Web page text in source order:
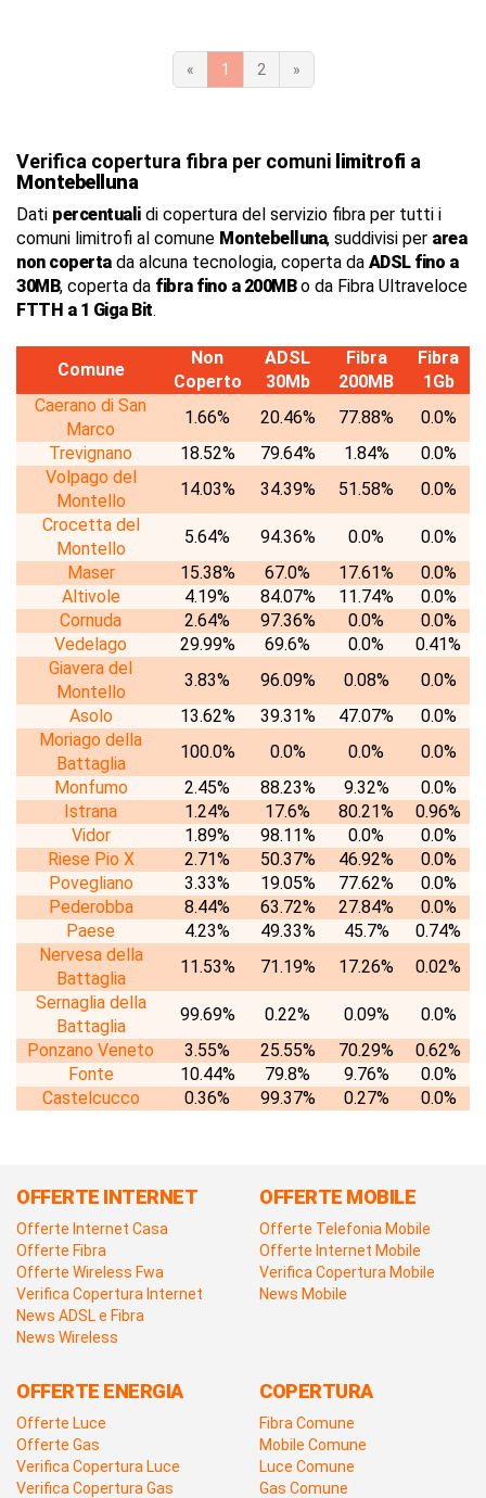
« 1 2 »
Verifica copertura fibra per comuni limitrofi a
Montebelluna
Dati percentualidi copertura del servizio fibra per tutti i
comuni limitrofi al comune Montebelluna, suddivisi per area
non copertada alcuna tecnologia, coperta da ADSL fino a
30MB, coperta da fibra fino a 200MBo da Fibra Ultraveloce
FTTH a 1 Giga Bit.
Comune
Non
Coperto
ADSL
30Mb
Fibra
200MB
Fibra
1Gb
Caerano di San
Marco
1.66% 20.46% 77.88%
0.0%
Trevignano
18.52% 79.64% 1.84%
0.0%
Volpago del
Montello
14.03% 34.39% 51.58%
0.0%
Crocetta del
Montello
5.64% 94.36% 0.0%
0.0%
Maser
15.38% 67.0% 17.61%
0.0%
Altivole
4.19% 84.07% 11.74%
0.0%
Cornuda
2.64% 97.36% 0.0%
0.0%
Vedelago
29.99% 69.6% 0.0%
0.41%
Giavera del
Montello
3.83% 96.09% 0.08%
0.0%
Asolo
13.62% 39.31% 47.07%
0.0%
Moriago della
Battaglia
100.0% 0.0% 0.0%
0.0%
Monfumo
2.45% 88.23% 9.32%
0.0%
Istrana
1.24% 17.6% 80.21%
0.96%
Vidor
1.89% 98.11% 0.0%
0.0%
Riese Pio X
2.71% 50.37% 46.92%
0.0%
Povegliano
3.33% 19.05% 77.62%
0.0%
Pederobba
8.44% 63.72% 27.84%
0.0%
Paese
4.23% 49.33% 45.7%
0.74%
Nervesa della
Battaglia
11.53% 71.19% 17.26%
0.02%
Sernaglia della
Battaglia
99.69% 0.22% 0.09%
0.0%
Ponzano Veneto
3.55% 25.55% 70.29%
0.62%
Fonte
10.44% 79.8% 9.76%
0.0%
Castelcucco
0.36% 99.37% 0.27% 0.0%
OFFERTE INTERNET
Offerte Internet Casa
Offerte Fibra
Offerte Wireless Fwa
Verifica Copertura Internet
News ADSL e Fibra
News Wireless
OFFERTE MOBILE
Offerte Telefonia Mobile
Offerte Internet Mobile
Verifica Copertura Mobile
News Mobile
OFFERTE ENERGIA
Offerte Luce
Offerte Gas
Verifica Copertura Luce
Verifica Copertura Gas
COPERTURA
Fibra Comune
Mobile Comune
Luce Comune
Gas Comune